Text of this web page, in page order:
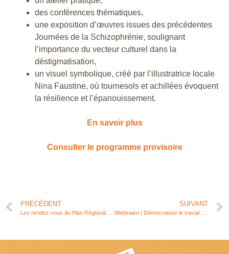
des conférences thématiques,
une exposition d’œuvres issues des précédentes
Journées de la Schizophrénie, soulignant
l’importance du vecteur culturel dans la
déstigmatisation,
un visuel symbolique, créé par l’illustratrice locale
Nina Faustine, où tournesols et achillées évoquent
la résilience et l’épanouissement.
En savoir plus
Consulter le programme provisoire
PRÉCÉDENT SUIVANT